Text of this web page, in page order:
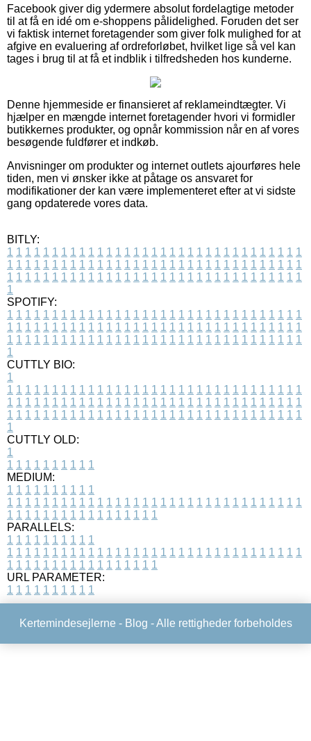
Facebook giver dig ydermere absolut fordelagtige metoder
til at få en idé om e-shoppens pålidelighed. Foruden det ser
vi faktisk internet foretagender som giver folk mulighed for at
afgive en evaluering af ordreforløbet, hvilket lige så vel kan
tages i brug til at få et indblik i tilfredsheden hos kunderne.
Denne hjemmeside er finansieret af reklameindtægter. Vi
hjælper en mængde internet foretagender hvori vi formidler
butikkernes produkter, og opnår kommission når en af vores
besøgende fuldfører et indkøb.
Anvisninger om produkter og internet outlets ajourføres hele
tiden, men vi ønsker ikke at påtage os ansvaret for
modifikationer der kan være implementeret efter at vi sidste
gang opdaterede vores data.
BITLY:
1 1 1 1 1 1 1 1 1 1 1 1 1 1 1 1 1 1 1 1 1 1 1 1 1 1 1 1 1 1 1 1 1
1 1 1 1 1 1 1 1 1 1 1 1 1 1 1 1 1 1 1 1 1 1 1 1 1 1 1 1 1 1 1 1 1
1 1 1 1 1 1 1 1 1 1 1 1 1 1 1 1 1 1 1 1 1 1 1 1 1 1 1 1 1 1 1 1 1
1
SPOTIFY:
1 1 1 1 1 1 1 1 1 1 1 1 1 1 1 1 1 1 1 1 1 1 1 1 1 1 1 1 1 1 1 1 1
1 1 1 1 1 1 1 1 1 1 1 1 1 1 1 1 1 1 1 1 1 1 1 1 1 1 1 1 1 1 1 1 1
1 1 1 1 1 1 1 1 1 1 1 1 1 1 1 1 1 1 1 1 1 1 1 1 1 1 1 1 1 1 1 1 1
1
CUTTLY BIO:
1
1 1 1 1 1 1 1 1 1 1 1 1 1 1 1 1 1 1 1 1 1 1 1 1 1 1 1 1 1 1 1 1 1
1 1 1 1 1 1 1 1 1 1 1 1 1 1 1 1 1 1 1 1 1 1 1 1 1 1 1 1 1 1 1 1 1
1 1 1 1 1 1 1 1 1 1 1 1 1 1 1 1 1 1 1 1 1 1 1 1 1 1 1 1 1 1 1 1 1
1
CUTTLY OLD:
1
1 1 1 1 1 1 1 1 1 1
MEDIUM:
1 1 1 1 1 1 1 1 1 1
1 1 1 1 1 1 1 1 1 1 1 1 1 1 1 1 1 1 1 1 1 1 1 1 1 1 1 1 1 1 1 1 1
1 1 1 1 1 1 1 1 1 1 1 1 1 1 1 1 1
PARALLELS:
1 1 1 1 1 1 1 1 1 1
1 1 1 1 1 1 1 1 1 1 1 1 1 1 1 1 1 1 1 1 1 1 1 1 1 1 1 1 1 1 1 1 1
1 1 1 1 1 1 1 1 1 1 1 1 1 1 1 1 1
URL PARAMETER:
1 1 1 1 1 1 1 1 1 1
Kertemindesejlerne - Blog - Alle rettigheder forbeholdes